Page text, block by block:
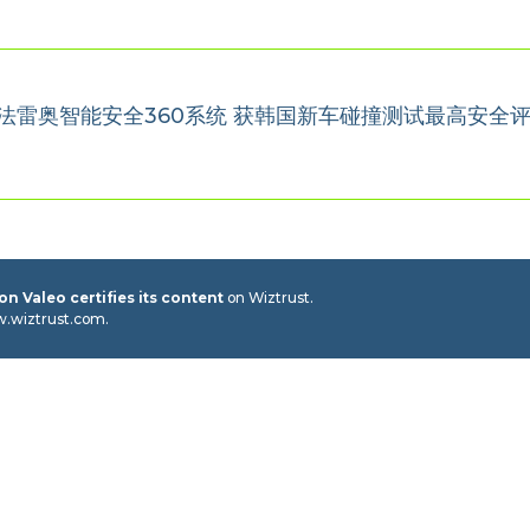
奥智能安全360系统 获韩国新车碰撞测试最高安全
Valeo certifies its content on Wiztrust.